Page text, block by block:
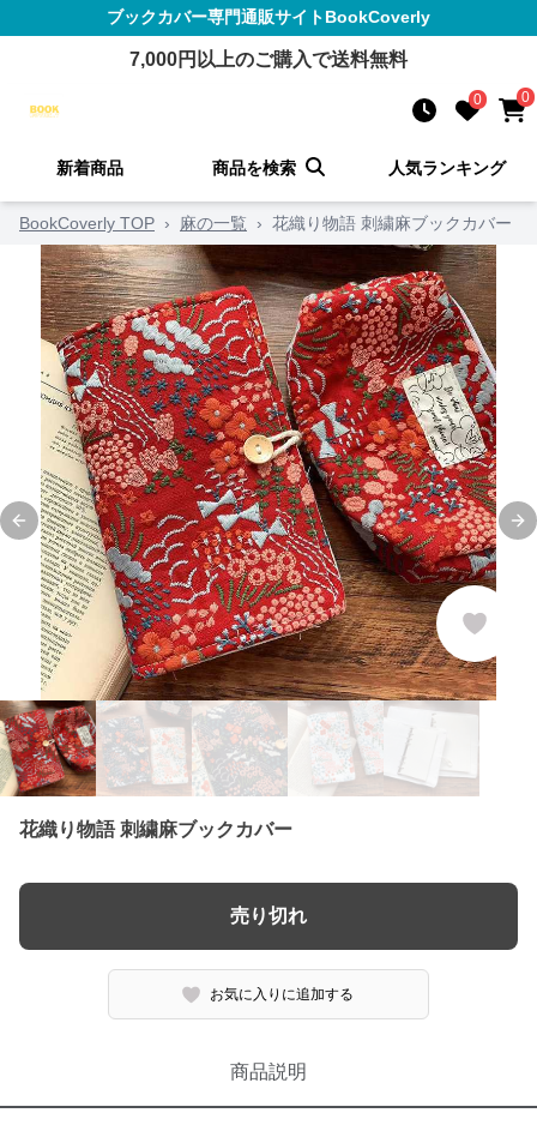
ブックカバー専門通販サイトBookCoverly
7,000円以上のご購入で送料無料
0 0
新着商品 商品を検索 人気ランキング
BookCoverly TOP › 麻の一覧 › 花織り物語 刺繍麻ブックカバー
Previous slide
花織り物語 刺繍麻ブックカバー
売り切れ
お気に入りに追加する
商品説明